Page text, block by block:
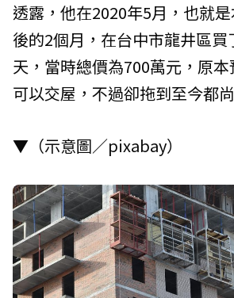
透露，他在2020年5月，也就
後的2個月，在台中市龍井區
天，當時總價為700萬元，原
可以交屋，不過卻拖到至今都
▼（示意圖／pixabay）